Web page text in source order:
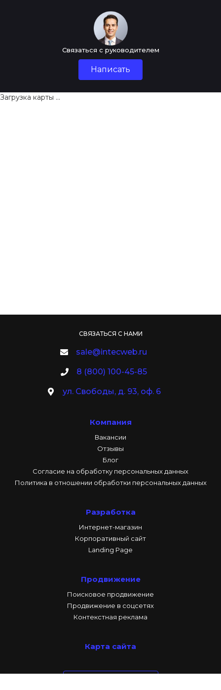
Связаться с руководителем
Написать
Загрузка карты ...
СВЯЗАТЬСЯ С НАМИ
sale@intecweb.ru
8 (800) 100-45-85
ул. Свободы, д. 93, оф. 6
Компания
Вакансии
Отзывы
Блог
Согласие на обработку персональных данных
Политика в отношении обработки персональных данных
Разработка
Интернет-магазин
Корпоративный сайт
Landing Page
Продвижение
Поисковое продвижение
Продвижение в соцсетях
Контекстная реклама
Карта сайта